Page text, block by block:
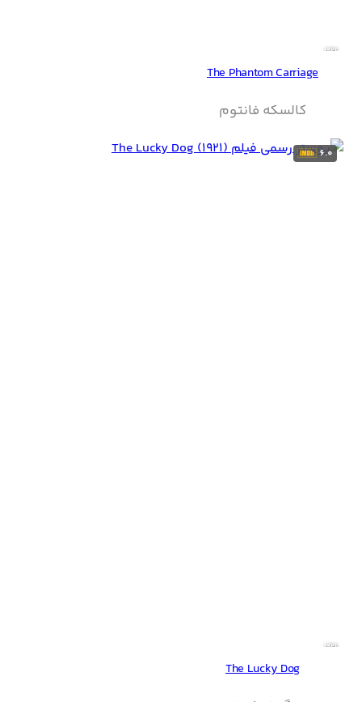
1921
The Phantom Carriage
کالسکه فانتوم
6.0
1921
The Lucky Dog